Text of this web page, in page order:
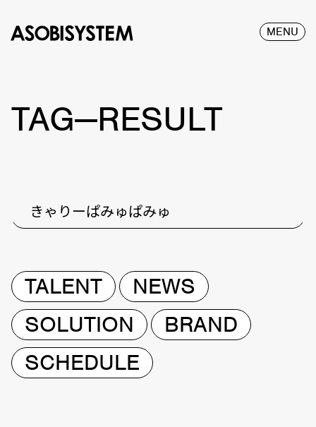
MENU
TAG—RESULT
きゃりーぱみゅぱみゅ
TALENT
NEWS
SOLUTION
BRAND
SCHEDULE